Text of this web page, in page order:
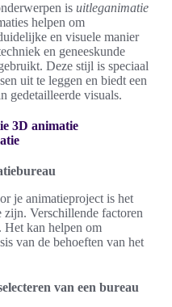
is uitleganimatie
helpen om
en visuele manier
en geneeskunde
Deze stijl is speciaal
uit te leggen en biedt een
gedetailleerde visuals.
je animatieproject is het
Verschillende factoren
Het kan helpen om
van de behoeften van het
van een bureau